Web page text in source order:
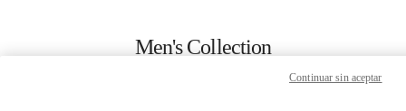
Men's Collection
Continuar sin aceptar